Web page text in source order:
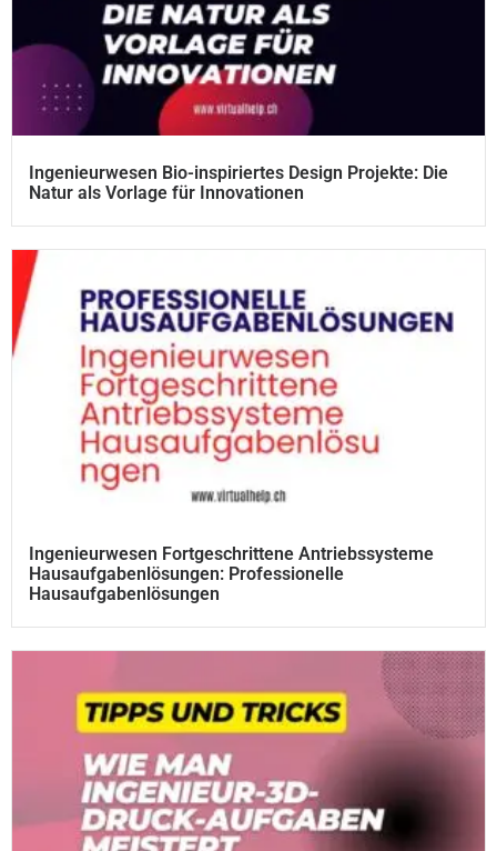
Ingenieurwesen Bio-inspiriertes Design Projekte: Die
Natur als Vorlage für Innovationen
Ingenieurwesen Fortgeschrittene Antriebssysteme
Hausaufgabenlösungen: Professionelle
Hausaufgabenlösungen